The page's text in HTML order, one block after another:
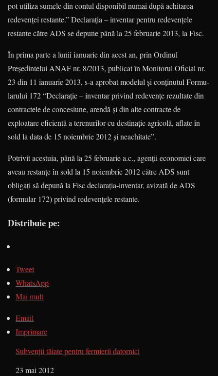
pot utiliza sumele din contul dis­ponibil numai după achitarea
redevenţei res­tante.” Declaraţia – inventar pentru redeven­ţele
restante către ADS se depune până la 25 februarie 2013, la Fisc.
În prima parte a lunii ianuarie din acest an, prin Ordinul
Preşedintelui ANAF nr. 8/2013, pu­blicat în Monitorul Oficial nr.
23 din 11 ianuarie 2013, s-a aprobat modelul şi conţinutul For­mu­
larului 172 “Declaraţie – inventar privind rede­ven­ţe rezultate din
contractele de concesiune, aren­dă şi din alte contracte de
exploatare eficientă a terenurilor cu destinaţie agricolă, aflate în
sold la data de 15 noiembrie 2012 şi neachitate”.
Potrivit acestuia, până la 25 februarie a.c., agenţii economici care
aveau restanţe în sold la 15 noiembrie 2012 către ADS sunt
obligaţi să depună la Fisc declaraţia-inventar, avizată de ADS
(formular 172) privind redevenţele restante.
Distribuie pe:
Tweet
WhatsApp
Mai mult
Email
Imprimare
Subvenţii tăiate pentru fermierii datornici
Dată
23 mai 2012